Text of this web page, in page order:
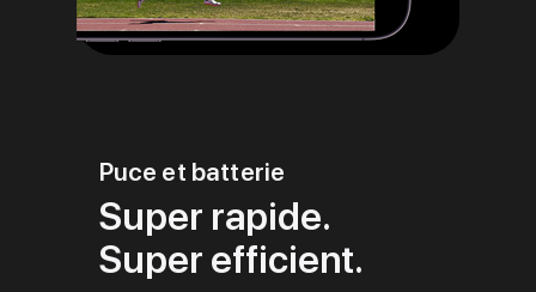
Puce et batterie
Super rapide.
Super efficient.